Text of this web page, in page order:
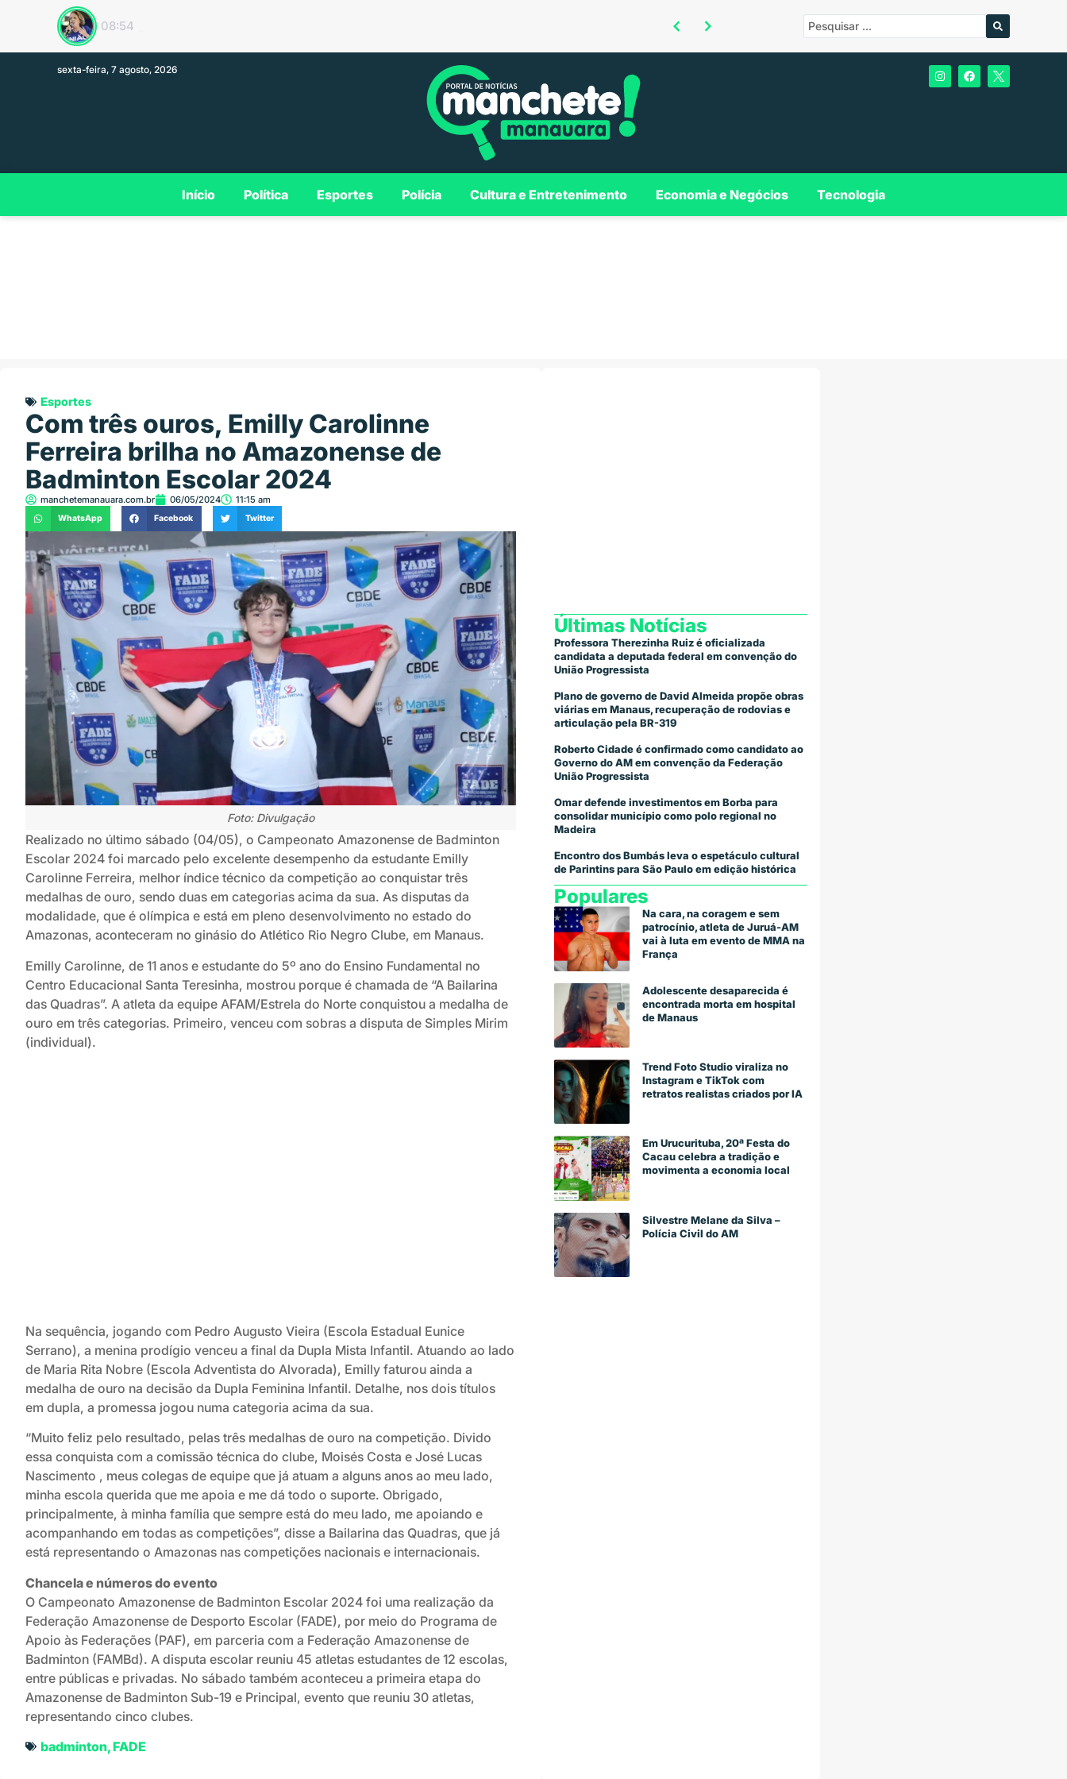
13:33
sexta-feira, 7 agosto, 2026
Início Política Esportes Polícia Cultura e Entretenimento Economia e Negócios Tecnologia
Esportes
Com três ouros, Emilly Carolinne
Ferreira brilha no Amazonense de
Badminton Escolar 2024
manchetemanauara.com.br 06/05/2024 11:15 am
WhatsApp Facebook Twitter
Foto: Divulgação
Realizado no último sábado (04/05), o Campeonato Amazonense de Badminton
Escolar 2024 foi marcado pelo excelente desempenho da estudante Emilly
Carolinne Ferreira, melhor índice técnico da competição ao conquistar três
medalhas de ouro, sendo duas em categorias acima da sua. As disputas da
modalidade, que é olímpica e está em pleno desenvolvimento no estado do
Amazonas, aconteceram no ginásio do Atlético Rio Negro Clube, em Manaus.
Emilly Carolinne, de 11 anos e estudante do 5º ano do Ensino Fundamental no
Centro Educacional Santa Teresinha, mostrou porque é chamada de “A Bailarina
das Quadras”. A atleta da equipe AFAM/Estrela do Norte conquistou a medalha de
ouro em três categorias. Primeiro, venceu com sobras a disputa de Simples Mirim
(individual).
Na sequência, jogando com Pedro Augusto Vieira (Escola Estadual Eunice
Serrano), a menina prodígio venceu a final da Dupla Mista Infantil. Atuando ao lado
de Maria Rita Nobre (Escola Adventista do Alvorada), Emilly faturou ainda a
medalha de ouro na decisão da Dupla Feminina Infantil. Detalhe, nos dois títulos
em dupla, a promessa jogou numa categoria acima da sua.
“Muito feliz pelo resultado, pelas três medalhas de ouro na competição. Divido
essa conquista com a comissão técnica do clube, Moisés Costa e José Lucas
Nascimento , meus colegas de equipe que já atuam a alguns anos ao meu lado,
minha escola querida que me apoia e me dá todo o suporte. Obrigado,
principalmente, à minha família que sempre está do meu lado, me apoiando e
acompanhando em todas as competições”, disse a Bailarina das Quadras, que já
está representando o Amazonas nas competições nacionais e internacionais.
Chancela e números do evento
O Campeonato Amazonense de Badminton Escolar 2024 foi uma realização da
Federação Amazonense de Desporto Escolar (FADE), por meio do Programa de
Apoio às Federações (PAF), em parceria com a Federação Amazonense de
Badminton (FAMBd). A disputa escolar reuniu 45 atletas estudantes de 12 escolas,
entre públicas e privadas. No sábado também aconteceu a primeira etapa do
Amazonense de Badminton Sub-19 e Principal, evento que reuniu 30 atletas,
representando cinco clubes.
badminton,FADE
Últimas Notícias
Professora Therezinha Ruiz é oficializada
candidata a deputada federal em convenção do
União Progressista
Plano de governo de David Almeida propõe obras
viárias em Manaus, recuperação de rodovias e
articulação pela BR-319
Roberto Cidade é confirmado como candidato ao
Governo do AM em convenção da Federação
União Progressista
Omar defende investimentos em Borba para
consolidar município como polo regional no
Madeira
Encontro dos Bumbás leva o espetáculo cultural
de Parintins para São Paulo em edição histórica
Populares
Na cara, na coragem e sem
patrocínio, atleta de Juruá-AM
vai à luta em evento de MMA na
França
Adolescente desaparecida é
encontrada morta em hospital
de Manaus
Trend Foto Studio viraliza no
Instagram e TikTok com
retratos realistas criados por IA
Em Urucurituba, 20ª Festa do
Cacau celebra a tradição e
movimenta a economia local
Silvestre Melane da Silva –
Polícia Civil do AM